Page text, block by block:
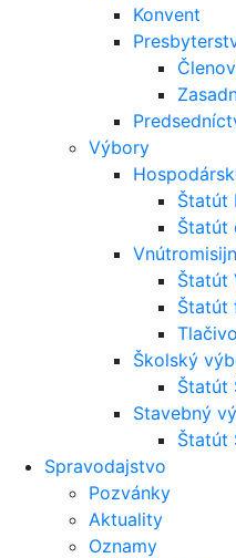
Konvent
Výbory
Štatút
Štatút
Štatút
Štatút
Školský
Štatút
Stavebný
Štatút
Spravodajstvo
Pozvánky
Aktuality
Oznamy